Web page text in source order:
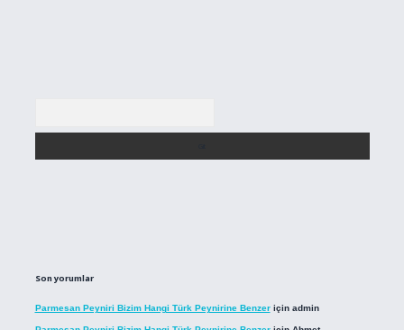
Son yorumlar
Parmesan Peyniri Bizim Hangi Türk Peynirine Benzeriçin admin